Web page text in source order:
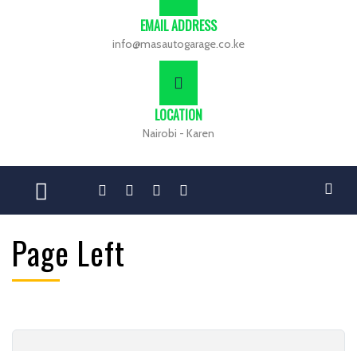
EMAIL ADDRESS
info@masautogarage.co.ke
LOCATION
Nairobi - Karen
Page Left